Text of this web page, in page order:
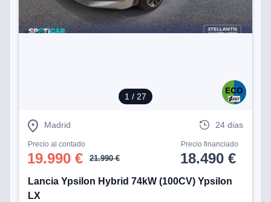
1 / 27
Madrid 24 dias
Precio al contado
19.990 € 21.990 €
Precio financiado
18.490 €
Lancia Ypsilon Hybrid 74kW (100CV) Ypsilon
LX